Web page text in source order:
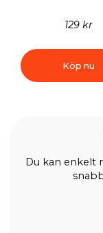
129 kr
Köp nu
Du kan enkelt